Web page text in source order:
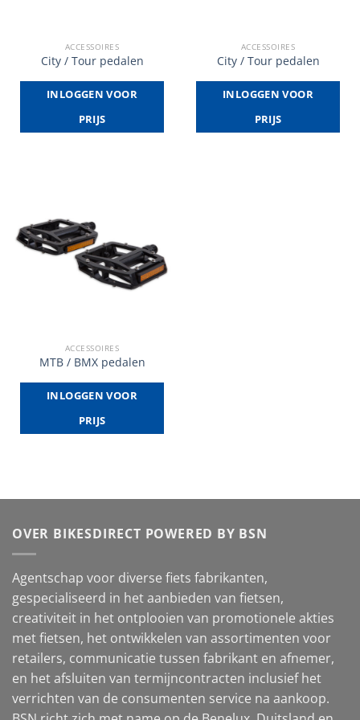
ACCESSOIRES
City / Tour pedalen
INLOGGEN VOOR
PRIJS
ACCESSOIRES
City / Tour pedalen
INLOGGEN VOOR
PRIJS
ACCESSOIRES
MTB / BMX pedalen
INLOGGEN VOOR
PRIJS
OVER BIKESDIRECT POWERED BY BSN
Agentschap voor diverse fiets fabrikanten,
gespecialiseerd in het aanbieden van fietsen,
creativiteit in het ontplooien van promotionele akties
met fietsen, het ontwikkelen van assortimenten voor
retailers, communicatie tussen fabrikant en afnemer,
en het afsluiten van termijncontracten inclusief het
verrichten van de consumenten service na aankoop.